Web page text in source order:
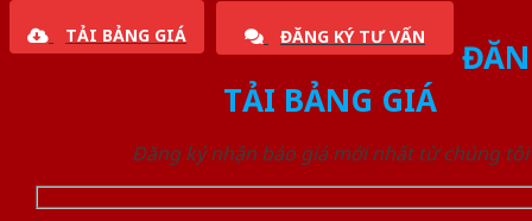
TẢI BẢNG GIÁ ĐĂNG KÝ TƯ VẤN
TẢI BẢNG GIÁ
Đăng ký nhận báo giá mới nhất từ chúng tôi